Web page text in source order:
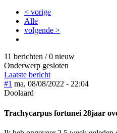
< vorige
Alle
volgende >
11 berichten / 0 nieuw
Onderwerp gesloten
Laatste bericht
#1 ma, 08/08/2022 - 22:04
Doolaard
Trachycarpus fortunei 28jaar